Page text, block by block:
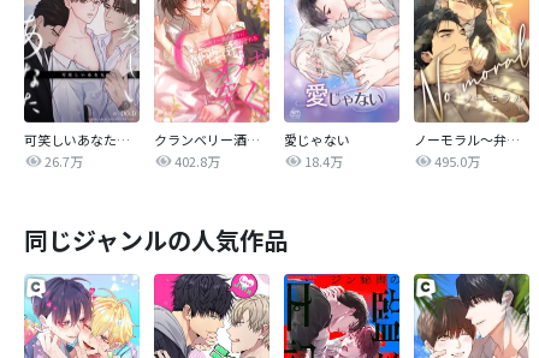
可笑しいあなた【全年齢版】
26.7万
クランベリー酒の芳りに惑わされる御曹司はオメガに突く
402.8万
愛じゃない
18.4万
ノーモラル～弁護士の掟～
495.0万
同じジャンルの人気作品